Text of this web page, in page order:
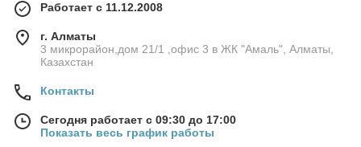
Работает с 11.12.2008
г. Алматы
3 микрорайон,дом 21/1 ,офис 3 в ЖК "Амаль", Алматы,
Казахстан
Контакты
Сегодня работает с 09:30 до 17:00
Показать весь график работы